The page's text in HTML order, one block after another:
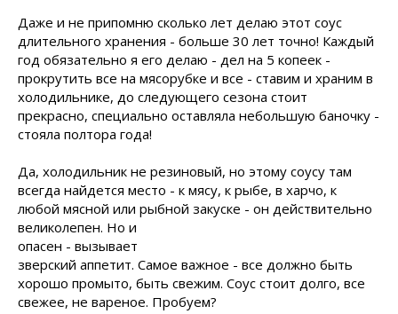
Даже и не припомню сколько лет делаю этот соус
длительного хранения - больше 30 лет точно! Каждый
год обязательно я его делаю - дел на 5 копеек -
прокрутить все на мясорубке и все - ставим и храним в
холодильнике, до следующего сезона стоит
прекрасно, специально оставляла небольшую баночку -
стояла полтора года!
Да, холодильник не резиновый, но этому соусу там
всегда найдется место - к мясу, к рыбе, в харчо, к
любой мясной или рыбной закуске - он действительно
великолепен. Но и
опасен - вызывает
зверский аппетит. Самое важное - все должно быть
хорошо промыто, быть свежим. Соус стоит долго, все
свежее, не вареное. Пробуем?